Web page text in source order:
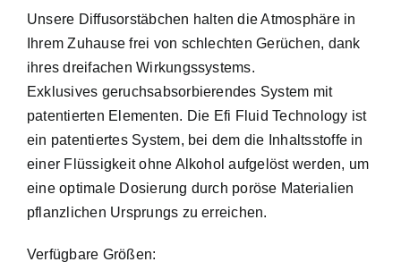
Unsere Diffusorstäbchen halten die Atmosphäre in
Ihrem Zuhause frei von schlechten Gerüchen, dank
ihres dreifachen Wirkungssystems.
Exklusives geruchsabsorbierendes System mit
patentierten Elementen. Die Efi Fluid Technology ist
ein patentiertes System, bei dem die Inhaltsstoffe in
einer Flüssigkeit ohne Alkohol aufgelöst werden, um
eine optimale Dosierung durch poröse Materialien
pflanzlichen Ursprungs zu erreichen.
Verfügbare Größen: